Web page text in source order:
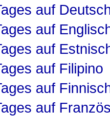
auf
auf
auf
auf Filipino
auf
auf